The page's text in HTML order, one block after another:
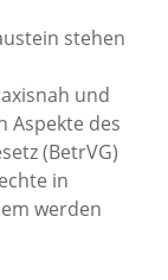
stehen
und
Aspekte des
(BetrVG)
in
werden